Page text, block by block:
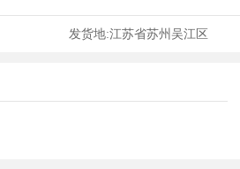
发货地:江苏省苏州吴江区